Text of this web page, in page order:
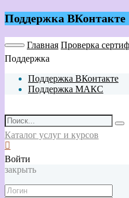
Поддержка ВКонтакте
Главная Проверка
Поддержка
Поддержка ВКонтакте
Поддержка МАКС
Каталог услуг и курсов
Войти
закрыть